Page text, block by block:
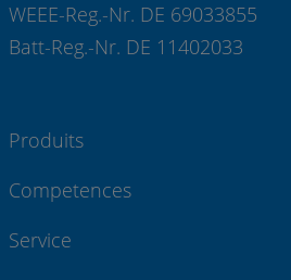
WEEE-Reg.-Nr. DE 69033855
Batt-Reg.-Nr. DE 11402033
Produits
Competences
Service